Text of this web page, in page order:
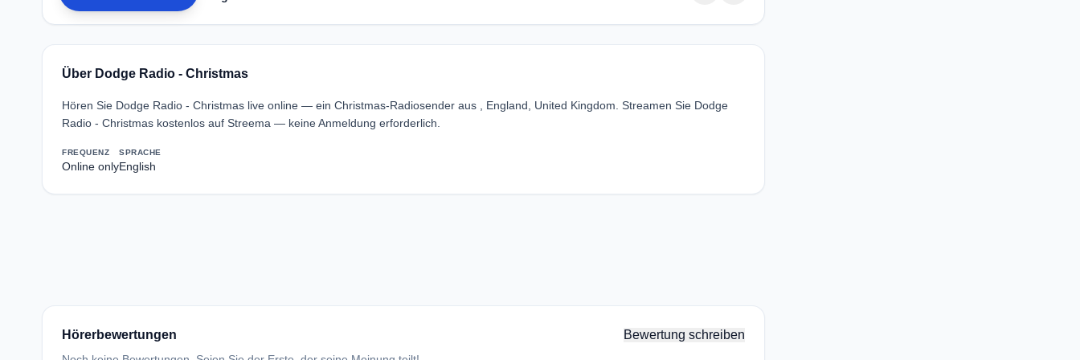
Über Dodge Radio - Christmas
Hören Sie Dodge Radio - Christmas live online — ein Christmas-Radiosender aus , England, United Kingdom. Streamen Sie Dodge
Radio - Christmas kostenlos auf Streema — keine Anmeldung erforderlich.
FREQUENZ
Online only
SPRACHE
English
Hörerbewertungen Bewertung schreiben